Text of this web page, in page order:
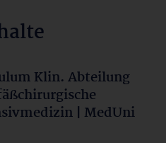
Klin. Abteilung
| MedUni